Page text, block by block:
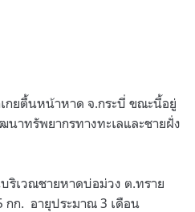
กยตื้นหน้าหาด จ.กระบี่ ขณะนี้อยู่
าทรัพยากรทางทะเลและชายฝั่ง
ริเวณชายหาดบ่อม่วง ต.ทราย
กก. อายุประมาณ 3 เดือน